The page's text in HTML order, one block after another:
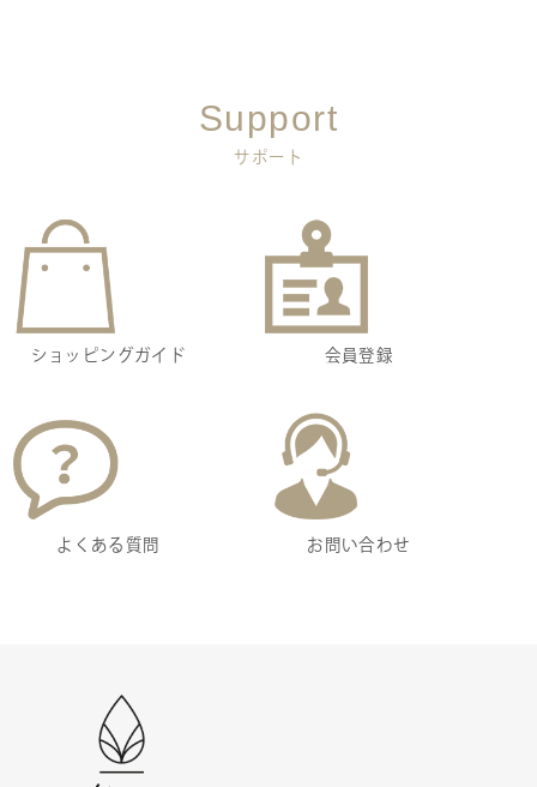
Support
サポート
ショッピングガイド 会員登録
よくある質問 お問い合わせ